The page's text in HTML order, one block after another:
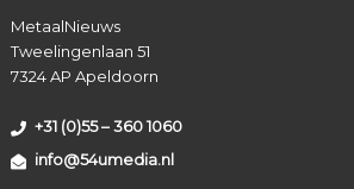
MetaalNieuws
Tweelingenlaan 51
7324 AP Apeldoorn
+31 (0)55 – 360 1060
info@54umedia.nl